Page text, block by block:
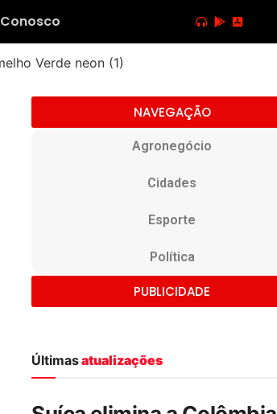
NAVEGAÇÃO
Agronegócio
Cidades
Esporte
Política
PUBLICIDADE
Últimasatualizações